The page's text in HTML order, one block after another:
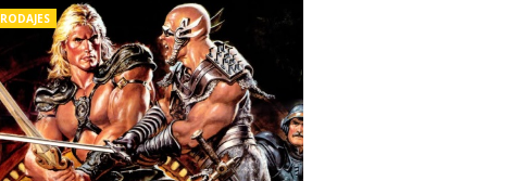
RODAJES